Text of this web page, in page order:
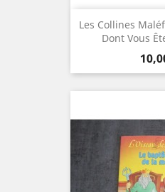
Les Collines
Dont Vous
Prix